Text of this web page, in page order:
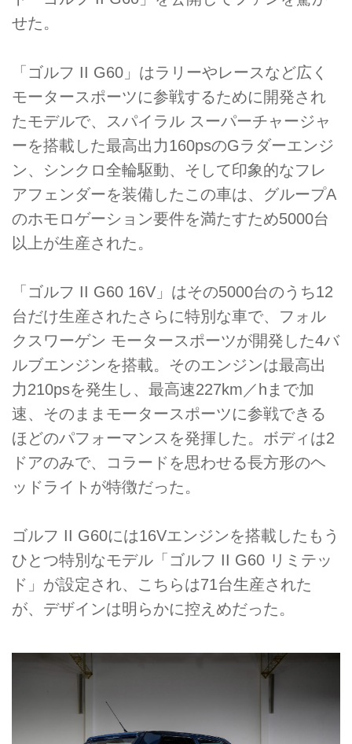
せた。
「ゴルフ II G60」はラリーやレースなど広く
モータースポーツに参戦するために開発され
たモデルで、スパイラル スーパーチャージャ
ーを搭載した最高出力160psのGラダーエンジ
ン、シンクロ全輪駆動、そして印象的なフレ
アフェンダーを装備したこの車は、グループA
のホモロゲーション要件を満たすため5000台
以上が生産された。
「ゴルフ II G60 16V」はその5000台のうち12
台だけ生産されたさらに特別な車で、フォル
クスワーゲン モータースポーツが開発した4バ
ルブエンジンを搭載。そのエンジンは最高出
力210psを発生し、最高速227km／hまで加
速、そのままモータースポーツに参戦できる
ほどのパフォーマンスを発揮した。ボディは2
ドアのみで、コラードを思わせる長方形のヘ
ッドライトが特徴だった。
ゴルフ II G60には16Vエンジンを搭載したもう
ひとつ特別なモデル「ゴルフ II G60 リミテッ
ド」が設定され、こちらは71台生産された
が、デザインは明らかに控えめだった。